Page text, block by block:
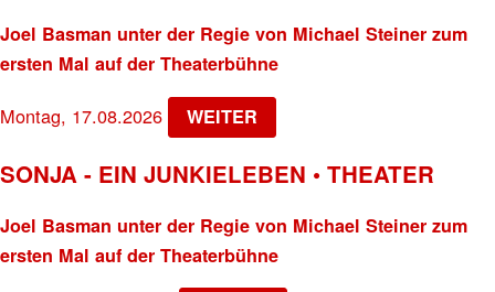
Joel Basman unter der Regie von Michael Steiner zum
ersten Mal auf der Theaterbühne
Montag, 17.08.2026 WEITER
SONJA - EIN JUNKIELEBEN • THEATER
Joel Basman unter der Regie von Michael Steiner zum
ersten Mal auf der Theaterbühne